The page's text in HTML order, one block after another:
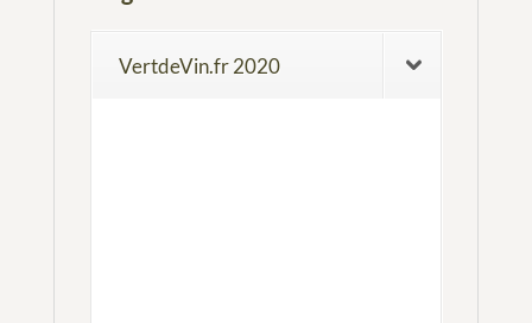
VertdeVin.fr 2020